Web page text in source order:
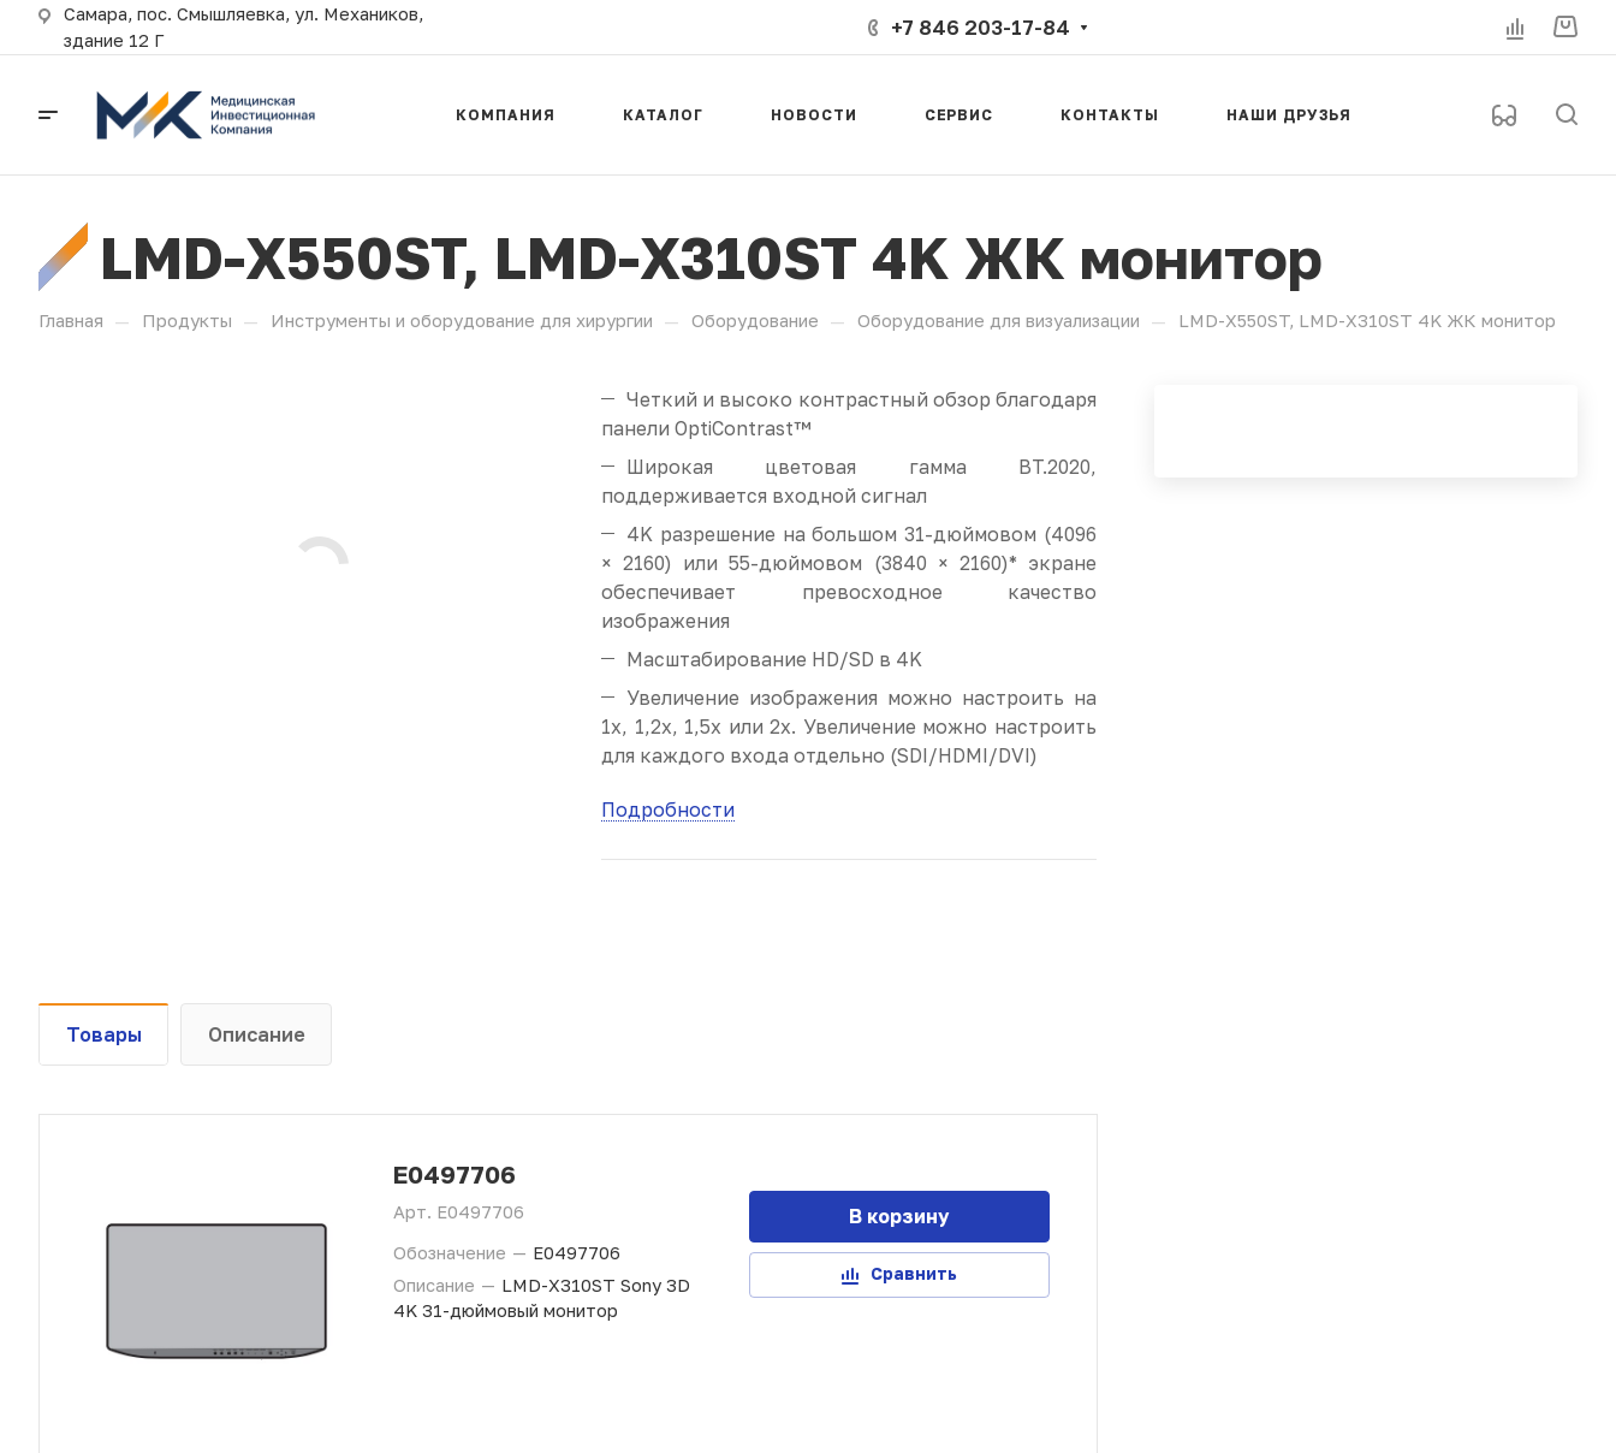
Самара, пос. Смышляевка, ул. Механиков,
здание 12 Г
+7 846 203-17-84
КОМПАНИЯ КАТАЛОГ НОВОСТИ СЕРВИС КОНТАКТЫ НАШИ ДРУЗЬЯ
LMD-X550ST, LMD-X310ST 4K ЖК монитор
Главная — Продукты — Инструменты и оборудование для хирургии — Оборудование — Оборудование для визуализации — LMD-X550ST, LMD-X310ST 4K ЖК монитор
Четкий и высоко контрастный обзор благодаря
панели OptiContrast™
Широкая цветовая гамма BT.2020,
поддерживается входной сигнал
4K разрешение на большом 31-дюймовом (4096
× 2160) или 55-дюймовом (3840 × 2160)* экране
обеспечивает превосходное качество
изображения
Масштабирование HD/SD в 4K
Увеличение изображения можно настроить на
1x, 1,2x, 1,5x или 2x. Увеличение можно настроить
для каждого входа отдельно (SDI/HDMI/DVI)
Подробности
Товары Описание
E0497706
Арт. E0497706
Обозначение — E0497706
Описание — LMD-X310ST Sony 3D
4K 31-дюймовый монитор
В корзину
Сравнить